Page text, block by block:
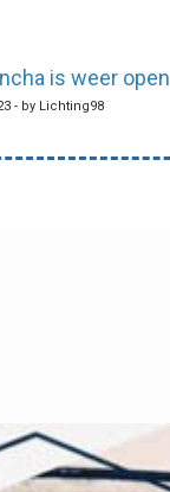
is weer open
- by Lichting98